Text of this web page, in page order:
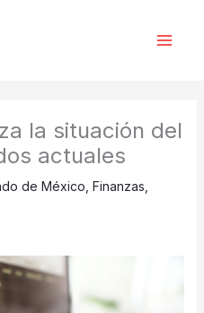
la situación del
actuales
de México Finanzas